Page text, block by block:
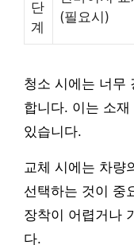
단
계
(필요시)
청소 시에는 너무
합니다. 이는 소
있습니다.
교체 시에는 차량
선택하는 것이 중
장착이 어렵거나
다.